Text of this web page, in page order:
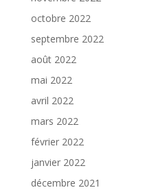
octobre 2022
septembre 2022
août 2022
mai 2022
avril 2022
mars 2022
février 2022
janvier 2022
décembre 2021